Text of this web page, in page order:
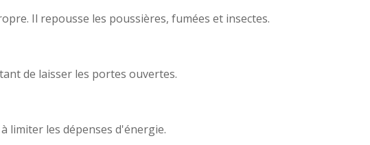
Il repousse les poussières, fumées et insectes.
de laisser les portes ouvertes.
limiter les dépenses d'énergie.